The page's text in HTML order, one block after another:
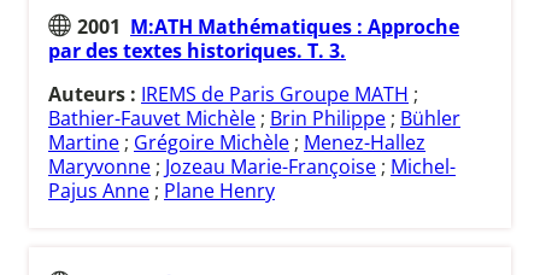
2001 M:ATH Mathématiques : Approche
par des textes historiques. T. 3.
Auteurs : IREMS de Paris Groupe MATH ;
Bathier-Fauvet Michèle ; Brin Philippe ; Bühler
Martine ; Grégoire Michèle ; Menez-Hallez
Maryvonne ; Jozeau Marie-Françoise ; Michel-
Pajus Anne ; Plane Henry